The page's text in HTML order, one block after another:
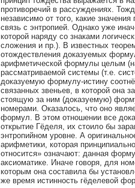
противоречий в рассуждениях.
независимо от того, какие
связь с энтропией. Однако уже
которой наряду со знаками
сложения и пр.). В известных
отождествления доказуемых
арифметической формулы целым
рассматриваемой системы (т.е.
доказуемую формулу-истину
связанных звеньев, в которой она
стоящую за ним (доказуемую)
номерами. Оказалось, что оно
формул. В этом отношении все
открытие Гёделя, их стоило бы
энтропийном уровне. А
арифметики, которая
относится» означают: данная
аксиоматике. Иначе говоря, для
которым она составила бы
же время истинность гёделевой